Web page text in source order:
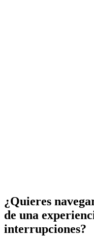
¿Quieres
de una
interrupciones?